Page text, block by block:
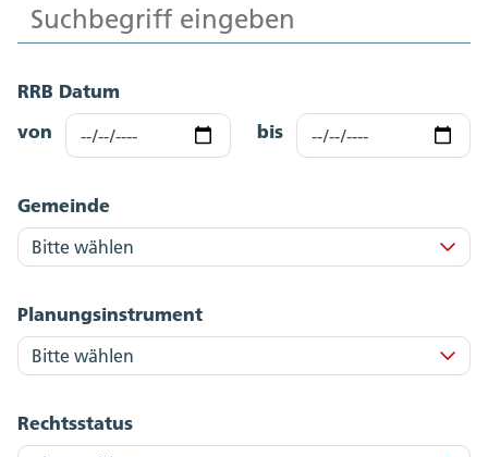
RRB Datum
von
bis
Gemeinde
Planungsinstrument
Rechtsstatus